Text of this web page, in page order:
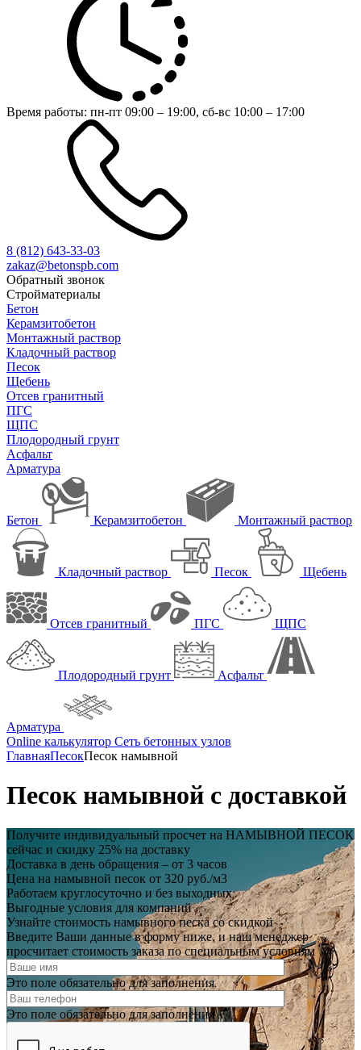
Время работы: пн-пт 09:00 – 19:00, сб-вс 10:00 – 17:00
8 (812) 643-33-03
zakaz@betonspb.com
Обратный звонок
Стройматериалы
Бетон
Керамзитобетон
Монтажный раствор
Кладочный раствор
Песок
Щебень
Отсев гранитный
ПГС
ЩПС
Плодородный грунт
Асфальт
Арматура
Бетон Керамзитобетон Монтажный раствор
Кладочный раствор Песок Щебень
Отсев гранитный ПГС ЩПС
Плодородный грунт Асфальт
Арматура
Online калькулятор Сеть бетонных узлов
ГлавнаяПесокПесок намывной
Песок намывной с доставкой
Получите индивидуальный просчет на НАМЫВНОЙ ПЕСОК
сейчас и скидку 25% на доставку
Доставка в день обращения – от 3 часов
Цена на намывной песок от 320 руб./м3
Работаем круглосуточно и без выходных
Выгодные условия для компаний
Узнайте стоимость намывного песка со скидкой
Введите Ваши данные в форму ниже, и наш менеджер
просчитает стоимость заказа по специальным условиям
Это поле обязательно для заполнения
Это поле обязательно для заполнения